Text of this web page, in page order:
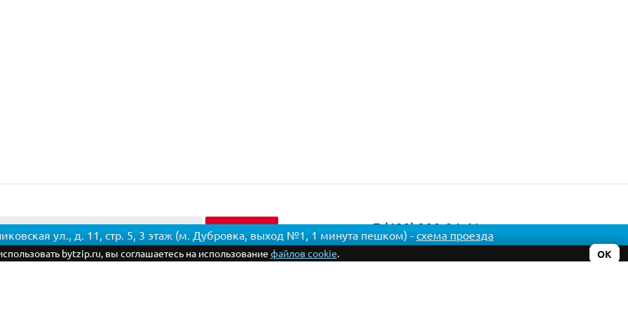
+7 (499) 390-94-61
+7 (926) 458-63-33
ул., д. 11, стр. 5, 3 этаж (м. Дубровка, выход №1, 1 минута пешком) - схема проезда
ОК
bytzip.ru, вы соглашаетесь на использование файлов cookie.